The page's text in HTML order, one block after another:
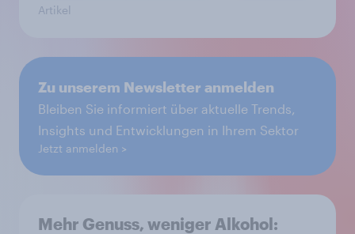
Artikel
Zu unserem Newsletter anmelden
Bleiben Sie informiert über aktuelle Trends,
Insights und Entwicklungen in Ihrem Sektor
Jetzt anmelden
Mehr Genuss, weniger Alkohol: